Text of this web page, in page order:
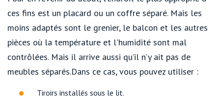
ces fins est un placard ou un coffre séparé. Mais les
moins adaptés sont le grenier, le balcon et les autres
pièces où la température et l'humidité sont mal
contrôlées. Mais il arrive aussi qu’il n’y ait pas de
meubles séparés.Dans ce cas, vous pouvez utiliser :
Tiroirs installés sous le lit.